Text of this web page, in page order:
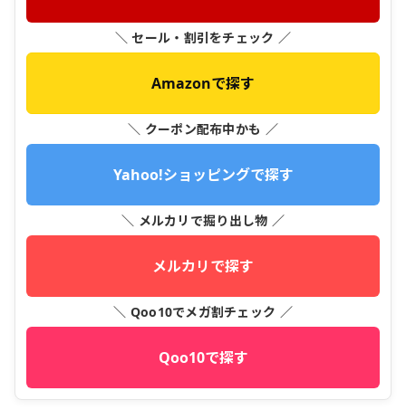
＼ セール・割引をチェック ／
Amazonで探す
＼ クーポン配布中かも ／
Yahoo!ショッピングで探す
＼ メルカリで掘り出し物 ／
メルカリで探す
＼ Qoo10でメガ割チェック ／
Qoo10で探す